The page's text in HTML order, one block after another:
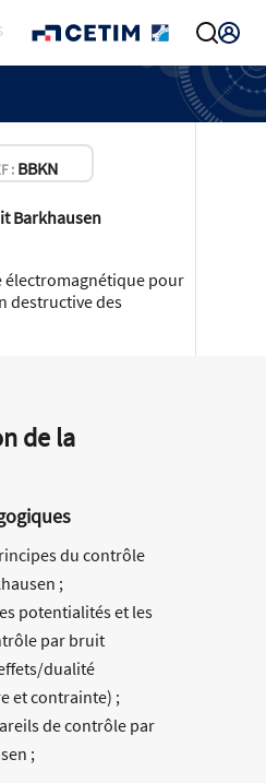
: BBKN
Barkhausen
électromagnétique pour
destructive des
de la
du contrôle
;
potentialités et les
par bruit
dualité
et contrainte) ;
de contrôle par
;